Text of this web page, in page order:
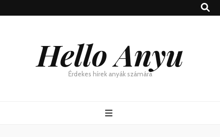
Hello Anyu
Érdekes hírek anyák számára